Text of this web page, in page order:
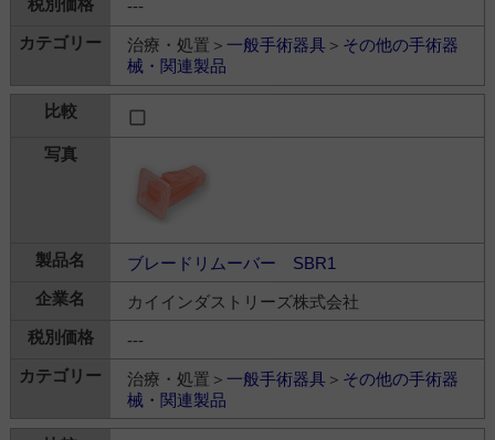
---
治療・処置＞ 一般手術器具＞ その他の手術器
械・関連製品
ブレードリムーバー SBR1
カイインダストリーズ株式会社
---
治療・処置＞ 一般手術器具＞ その他の手術器
械・関連製品